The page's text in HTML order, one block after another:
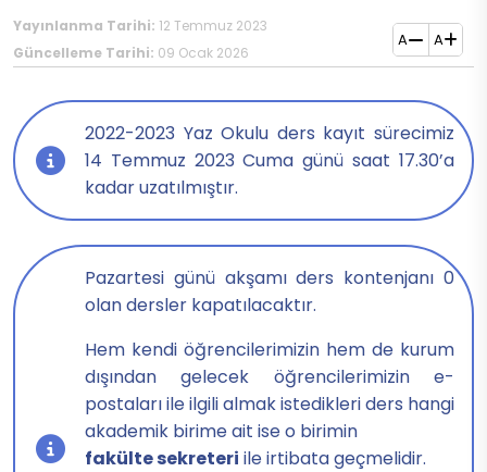
Yayınlanma Tarihi: 12 Temmuz 2023
Güncelleme Tarihi: 09 Ocak 2026
A A
2022-2023 Yaz Okulu ders kayıt sürecimiz
14​ Temmuz 2023 Cuma günü saat 17.30’a
kadar uzatılmıştır.​
Pazartesi günü akşamı ders kontenjanı 0
olan dersler kapatılacaktır.
Hem kendi öğrencilerimizin hem de kurum
dışından gelecek öğrencilerimizin e-
postaları ile ilgili almak istedikleri ders hangi
akademik birime ait ise o birimin
fakülte sekreteri ile irtibata geçmelidir.​